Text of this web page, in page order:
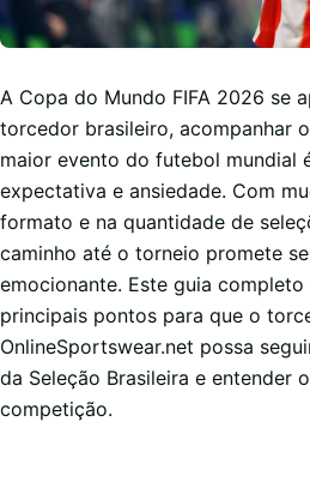
A Copa do Mundo FIFA 2026 se
torcedor brasileiro, acompanhar
maior evento do futebol mundial
expectativa e ansiedade. Com
formato e na quantidade de
caminho até o torneio promete
emocionante. Este guia
principais pontos para que o
OnlineSportswear.net possa
da Seleção Brasileira e entender
competição.